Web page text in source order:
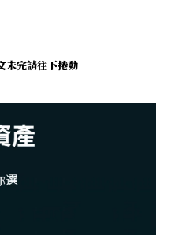
未完請往下捲動